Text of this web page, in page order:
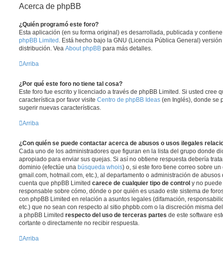
Acerca de phpBB
¿Quién programó este foro?
Esta aplicación (en su forma original) es desarrollada, publicada y
phpBB Limited . Está hecho bajo la GNU (Licencia Pública General)
distribución. Vea About phpBB para más detalles.
Arriba
¿Por qué este foro no tiene tal cosa?
Este foro fue escrito y licenciado a través de phpBB Limited. Si usted cree
característica por favor visite Centro de phpBB Ideas (en Inglés), donde se
sugerir nuevas características.
Arriba
¿Con quién se puede contactar acerca de abusos o usos ilegales
Cada uno de los administradores que figuran en la lista del grupo donde
apropiado para enviar sus quejas. Si así no obtiene respuesta debería
dominio (efectúe una búsqueda whois) o, si este foro tiene correo sobre
gmail.com, hotmail.com, etc.), al departamento o administración de
cuenta que phpBB Limited carece de cualquier tipo de control y no
responsable sobre cómo, dónde o por quién es usado este sistema de
con phpBB Limited en relación a asuntos legales (difamación,
etc.) que no sean con respecto al sitio phpbb.com o la discreción misma
a phpBB Limited respecto del uso de terceras partes de este software
cortante o directamente no recibir respuesta.
Arriba